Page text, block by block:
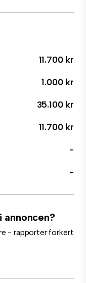
11.700 kr
1.000 kr
35.100 kr
11.700 kr
-
-
- rapporter forkert